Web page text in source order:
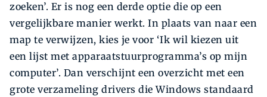
zoeken’. Er is nog een derde optie die op een
vergelijkbare manier werkt. In plaats van naar een
map te verwijzen, kies je voor ‘Ik wil kiezen uit
een lijst met apparaatstuurprogramma’s op mijn
computer’. Dan verschijnt een overzicht met een
grote verzameling drivers die Windows standaard